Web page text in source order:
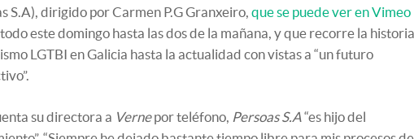
S.A), dirigido por Carmen P.G Granxeiro, que se puede ver en Vimeo
este domingo hasta las dos de la mañana, y que recorre la historia
LGTBI en Galicia hasta la actualidad con vistas a “un futuro
su directora a Vernepor teléfono, Persoas S.A“es hijo del